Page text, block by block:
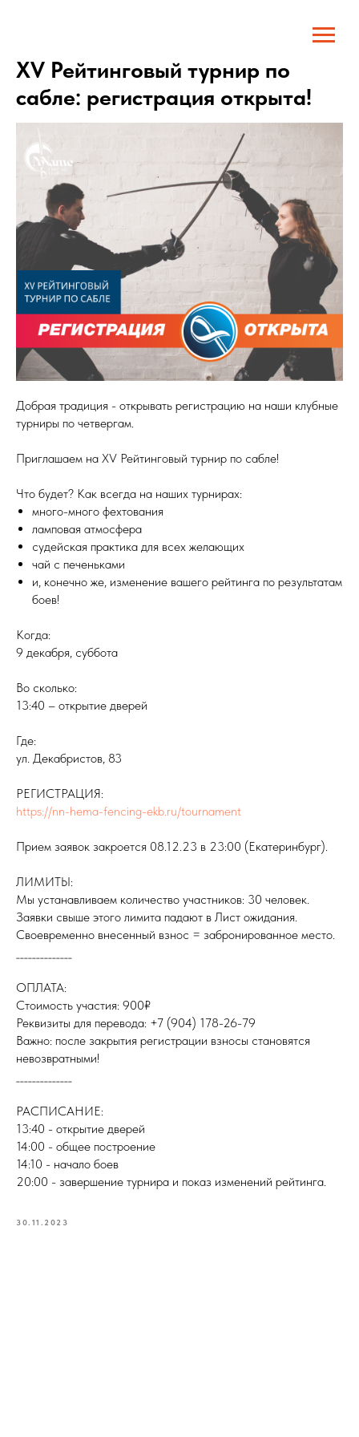
XV Рейтинговый турнир по
сабле: регистрация открыта!
Добрая традиция - открывать регистрацию на наши клубные
турниры по четвергам.
Приглашаем на XV Рейтинговый турнир по сабле!
Что будет? Как всегда на наших турнирах:
много-много фехтования
ламповая атмосфера
судейская практика для всех желающих
чай с печеньками
и, конечно же, изменение вашего рейтинга по результатам
боев!
Когда:
9 декабря, суббота
Во сколько:
13:40 – открытие дверей
Где:
ул. Декабристов, 83
РЕГИСТРАЦИЯ:
https://nn-hema-fencing-ekb.ru/tournament
Прием заявок закроется 08.12.23 в 23:00 (Екатеринбург).
ЛИМИТЫ:
Мы устанавливаем количество участников: 30 человек.
Заявки свыше этого лимита падают в Лист ожидания.
Своевременно внесенный взнос = забронированное место.
ОПЛАТА:
Стоимость участия: 900₽
Реквизиты для перевода: +7 (904) 178-26-79
Важно: после закрытия регистрации взносы становятся
невозвратными!
РАСПИСАНИЕ:
13:40 - открытие дверей
14:00 - общее построение
14:10 - начало боев
20:00 - завершение турнира и показ изменений рейтинга.
30.11.2023